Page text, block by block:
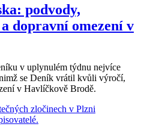
podvody,
dopravní omezení v
v uplynulém týdnu nejvíce
se Deník vrátil kvůli výročí,
v Havlíčkově Brodě.